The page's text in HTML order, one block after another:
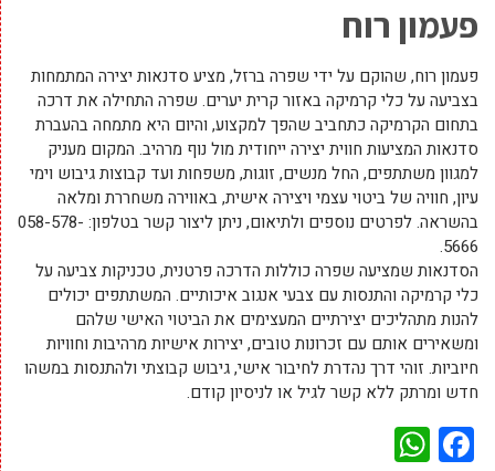
פעמון רוח
פעמון רוח, שהוקם על ידי שפרה ברזל, מציע סדנאות יצירה המתמחות
בצביעה על כלי קרמיקה באזור קרית יערים. שפרה התחילה את דרכה
בתחום הקרמיקה כתחביב שהפך למקצוע, והיום היא מתמחה בהעברת
סדנאות המציעות חווית יצירה ייחודית מול נוף מרהיב. המקום מעניק
למגוון משתתפים, החל מנשים, זוגות, משפחות ועד קבוצות גיבוש וימי
עיון, חוויה של ביטוי עצמי ויצירה אישית, באווירה משחררת ומלאה
בהשראה. לפרטים נוספים ולתיאום, ניתן ליצור קשר בטלפון: 058-578-
5666.
הסדנאות שמציעה שפרה כוללות הדרכה פרטנית, טכניקות צביעה על
כלי קרמיקה והתנסות עם צבעי אנגוב איכותיים. המשתתפים יכולים
להנות מתהליכים יצירתיים המעצימים את הביטוי האישי שלהם
ומשאירים אותם עם זכרונות טובים, יצירות אישיות מרהיבות וחוויות
חיוביות. זוהי דרך נהדרת לחיבור אישי, גיבוש קבוצתי ולהתנסות במשהו
חדש ומרתק ללא קשר לגיל או לניסיון קודם.
Facebook